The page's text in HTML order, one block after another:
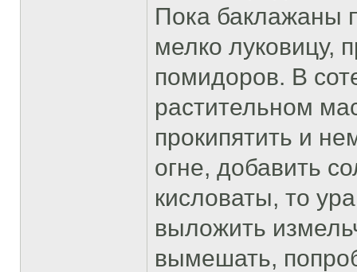
Пока баклажаны
мелко луковицу,
помидоров. В
растительном
прокипятить и
огне, добавить
кисловаты, то
выложить
вымешать,